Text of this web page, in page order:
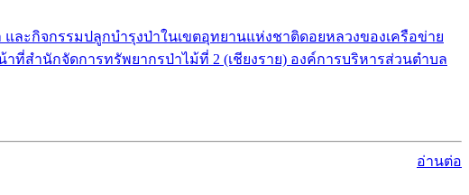
ละกิจกรรมปลูกบำรุงป่าในเขตอุทยานแห่งชาติดอยหลวงของเครือข่าย
ที่สำนักจัดการทรัพยากรป่าไม้ที่ 2 (เชียงราย) องค์การบริหารส่วนตำบล
อ่านต่อ